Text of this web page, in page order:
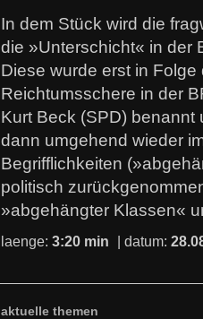
In dem Stück wird die
die »Unterschicht« in der
Diese wurde erst in
Reichtumsschere in der
Kurt Beck (SPD)
dann umgehend wieder
Begrifflichkeiten
politisch
»abgehängter Klassen«
laenge: 3:20 min | datum:
aktuelle themen